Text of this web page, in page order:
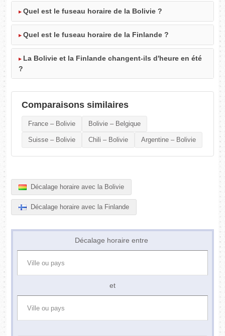
Quel est le fuseau horaire de la Bolivie ?
Quel est le fuseau horaire de la Finlande ?
La Bolivie et la Finlande changent-ils d'heure en été
?
Comparaisons similaires
France – Bolivie Bolivie – Belgique
Suisse – Bolivie Chili – Bolivie Argentine – Bolivie
Décalage horaire avec la Bolivie
Décalage horaire avec la Finlande
Décalage horaire entre
et